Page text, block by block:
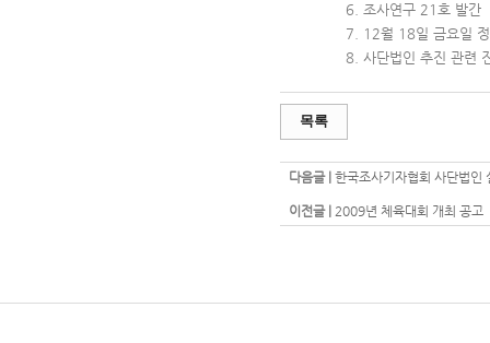
6. 조사연구 21호 발간
7. 12월 18일 금요일 정
8. 사단법인 추진 관련 진
목록
다음글 | 한국조사기자협회 사단법인
이전글 | 2009년 체육대회 개최 공고